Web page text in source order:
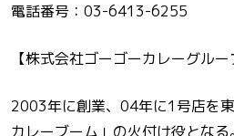
電話番号：03-6413-6255
【株式会社ゴーゴーカレーグルー
2003年に創業、04年に1号店を
カレーブーム」の火付け役とな